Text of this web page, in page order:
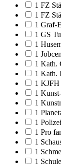
1 FZ
1 FZ
1 Graf-
1 GS
1
1
1 Kath.
1 Kath.
1 KJFH
1
1
1
1
1 Pro
1
1
1